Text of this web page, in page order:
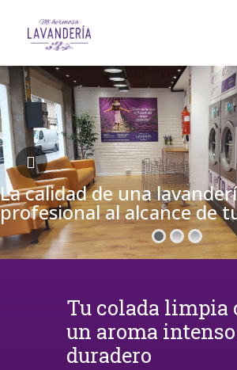
La calidad de una
profesional al alcance de
Tu colada limpia
un aroma
duradero